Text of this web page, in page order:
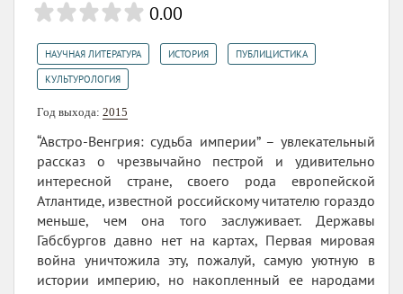
0.00
НАУЧНАЯ ЛИТЕРАТУРА ИСТОРИЯ ПУБЛИЦИСТИКА
КУЛЬТУРОЛОГИЯ
Год выхода: 2015
“Австро-Венгрия: судьба империи” – увлекательный
рассказ о чрезвычайно пестрой и удивительно
интересной стране, своего рода европейской
Атлантиде, известной российскому читателю гораздо
меньше, чем она того заслуживает. Державы
Габсбургов давно нет на картах, Первая мировая
война уничтожила эту, пожалуй, самую уютную в
истории империю, но накопленный ее народами